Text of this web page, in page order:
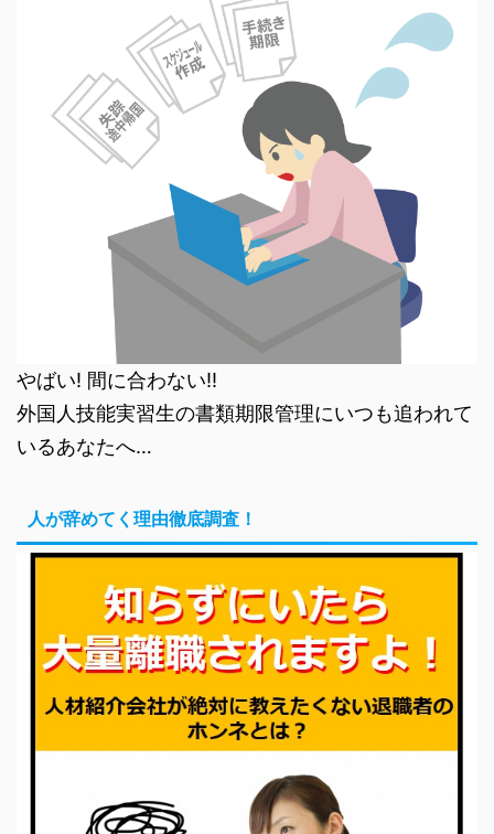
やばい! 間に合わない!!
外国人技能実習生の書類期限管理にいつも追われて
いるあなたへ…
人が辞めてく理由徹底調査！